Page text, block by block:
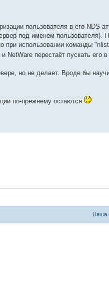
пользователя в его NDS-
под именем пользователя).
при использовании команды
NetWare перестаёт пускать его в
но не делает. Вроде бы
по-прежнему остаются
Наша